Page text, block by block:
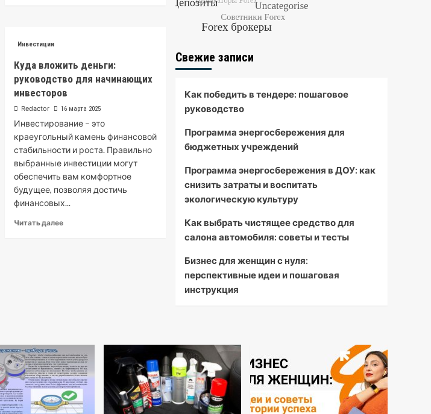
Инвестиции
Куда вложить деньги:
руководство для начинающих
инвесторов
Redactor 16 марта 2025
Инвестирование – это
краеугольный камень финансовой
стабильности и роста. Правильно
выбранные инвестиции могут
обеспечить вам комфортное
будущее, позволяя достичь
финансовых...
Читать далее
Свежие записи
Как победить в тендере: пошаговое
руководство
Программа энергосбережения для
бюджетных учреждений
Программа энергосбережения в ДОУ: как
снизить затраты и воспитать
экологическую культуру
Как выбрать чистящее средство для
салона автомобиля: советы и тесты
Бизнес для женщин с нуля:
перспективные идеи и пошаговая
инструкция